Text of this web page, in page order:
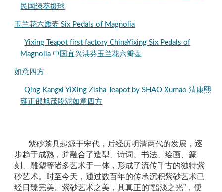
民国绿葵掇球
玉兰花六瓣壶 Six Pedals of Magnolia
Yixing Teapot first factory ChinaYixing Six Pedals of
Magnolia 中国宜兴洪芬玉兰花六瓣壶
如意四方
Qing Kangxi YiXing Zisha Teapot by SHAO Xumao 清康熙
雍正邵旭茂段泥如意四方
紫砂茶具起源于宋代，后经历明清两代的发展，逐
步趋于成熟，并融合了造型、诗词、书法、绘画、篆
刻、雕塑等诸多艺术于一体，形成了流传千古的独特紫
砂艺术。时至今天，通过数百年的传承沉积紫砂艺术已
经日臻完美。紫砂艺术之美，其真正的“黯淡之光”，便